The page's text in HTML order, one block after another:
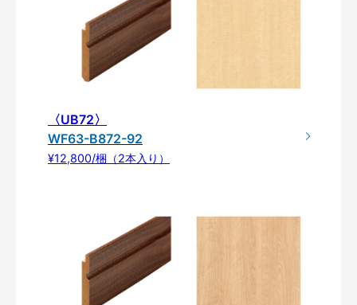
〈UB72〉
WF63-B872-92
¥12,800/梱（2本入り）